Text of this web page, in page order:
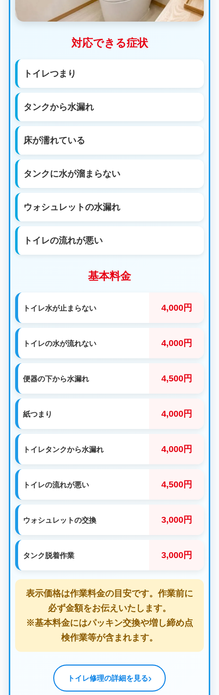
対応できる症状
トイレつまり
タンクから水漏れ
床が濡れている
タンクに水が溜まらない
ウォシュレットの水漏れ
トイレの流れが悪い
基本料金
トイレ水が止まらない 4,000円
トイレの水が流れない 4,000円
便器の下から水漏れ 4,500円
紙つまり 4,000円
トイレタンクから水漏れ 4,000円
トイレの流れが悪い 4,500円
ウォシュレットの交換 3,000円
タンク脱着作業 3,000円
表示価格は作業料金の目安です。作業前に
必ず金額をお伝えいたします。
※基本料金にはパッキン交換や増し締め点
検作業等が含まれます。
トイレ修理の詳細を見る